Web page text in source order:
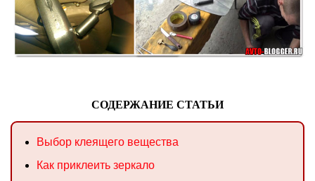
СОДЕРЖАНИЕ СТАТЬИ
Выбор клеящего вещества
Как приклеить зеркало